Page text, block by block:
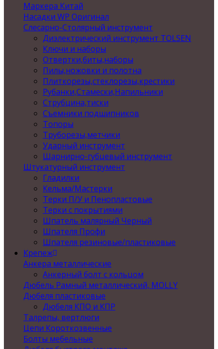
Маркера Китай
Насадки WP Оригинал
Слесарно-Столярный инструмент
Диэлектрический инструмент TOLSEN
Ключи и наборы
Отвертки,биты,наборы
Пилы,ножовки и полотна
Плиткорезы,стеклорезы,крестики
Рубанки,Стамески,Напильники
Струбцина,тиски
Съемники подшипников
Топоры
Труборезы,метчики
Ударный инструмент
Шарнирно-губцевый инструмент
Штукатурный инструмент
Гладилки
Кельма/Мастерки
Терки П/У и Пенопластовые
Терки с покрытиями
Шпатель малярный Черный
Шпателя Профи
Шпателя резиновые/пластиковые
Крепеж
Анкера металлические
Анкерный болт с кольцом
Дюбель Рамный металлический, MOLLY
Дюбеля пластиковые
Дюбеля КПО и КПР
Талрепы, вертлюги
Цепи Короткозвенные
Болты мебельные